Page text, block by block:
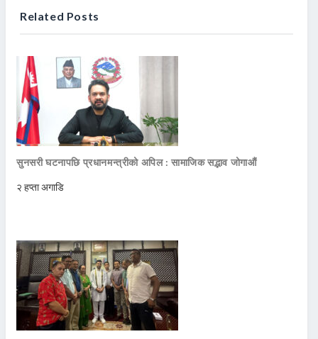
Related Posts
सुनसरी घटनापछि प्रधानमन्त्रीको अपिल : सामाजिक सद्भाव जोगाऔं
२ हप्ता अगाडि